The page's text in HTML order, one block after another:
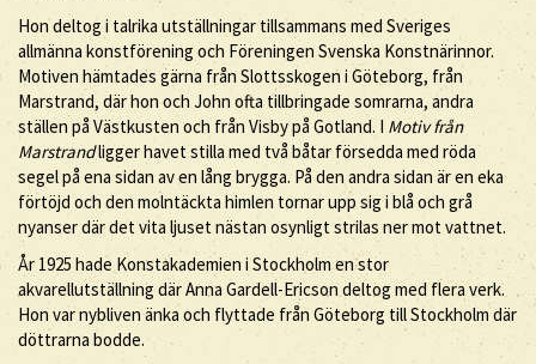
Hon deltog i talrika utställningar tillsammans med Sveriges
allmänna konstförening och Föreningen Svenska Konstnärinnor.
Motiven hämtades gärna från Slottsskogen i Göteborg, från
Marstrand, där hon och John ofta tillbringade somrarna, andra
ställen på Västkusten och från Visby på Gotland. I Motiv från
Marstrandligger havet stilla med två båtar försedda med röda
segel på ena sidan av en lång brygga. På den andra sidan är en eka
förtöjd och den molntäckta himlen tornar upp sig i blå och grå
nyanser där det vita ljuset nästan osynligt strilas ner mot vattnet.
År 1925 hade Konstakademien i Stockholm en stor
akvarellutställning där Anna Gardell-Ericson deltog med flera verk.
Hon var nybliven änka och flyttade från Göteborg till Stockholm där
döttrarna bodde.